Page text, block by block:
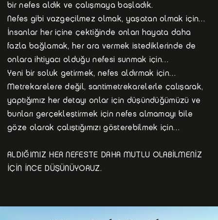
bir nefes aldık ve çalışmaya başladık.
Nefes gibi vazgeçilmez olmak, yaşatan olmak için…
İnsanlar her içine çektiğinde onları hayata daha
fazla bağlamak, her ara vermek istediklerinde de
onlara ihtiyacı olduğu nefesi sunmak için…
Yeni bir soluk getirmek, nefes aldırmak için…
Metrekarelere değil, santimetrekarelerle çalışarak,
yaptığımız her detayı onlar için düşündüğümüzü ve
bunları gerçekleştirmek için nefes almamayı bile
göze olarak çalıştığımızı gösterebilmek için…
ALDIĞIMIZ HER NEFESTE DAHA MUTLU OLABİLMENİZ
İÇİN İNCE DÜŞÜNÜYORUZ.